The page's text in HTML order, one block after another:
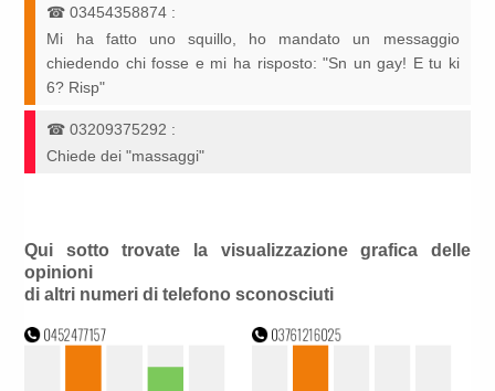
☎03454358874 :
Mi ha fatto uno squillo, ho mandato un messaggio
chiedendo chi fosse e mi ha risposto: "Sn un gay! E tu ki
6? Risp"
☎03209375292 :
Chiede dei "massaggi"
Qui sotto trovate la visualizzazione grafica delle
opinioni
di altri numeri di telefono sconosciuti